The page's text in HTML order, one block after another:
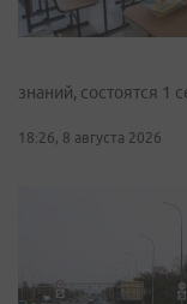
знаний, состоятся 1
18:26, 8 августа 2026